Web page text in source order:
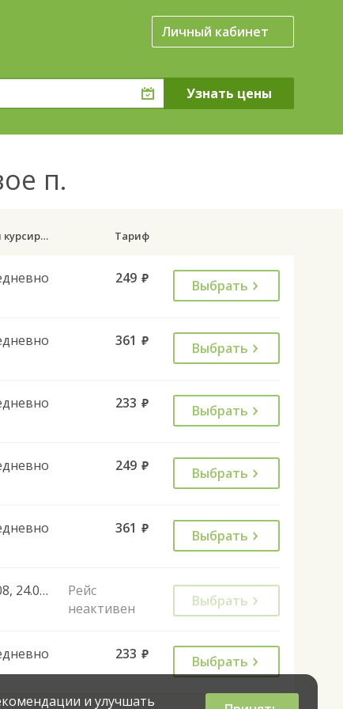
Личный кабинет
п.
Дни курсирования Тариф
249 руб. Выбрать
361 руб. Выбрать
233 руб. Выбрать
249 руб. Выбрать
361 руб. Выбрать
17.08, 24.08, 07.09
Рейс
неактивен
Выбрать
233 руб. Выбрать
и улучшать